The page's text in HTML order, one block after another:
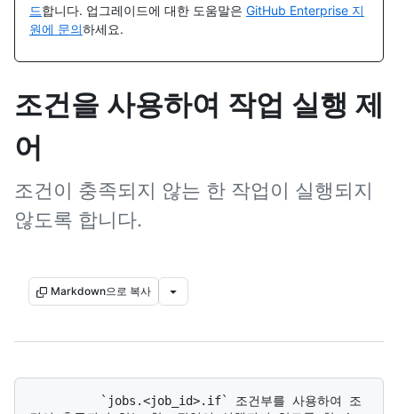
드합니다. 업그레이드에 대한 도움말은 GitHub Enterprise 지
원에 문의하세요.
조건을 사용하여 작업 실행 제
어
조건이 충족되지 않는 한 작업이 실행되지
않도록 합니다.
Markdown으로 복사